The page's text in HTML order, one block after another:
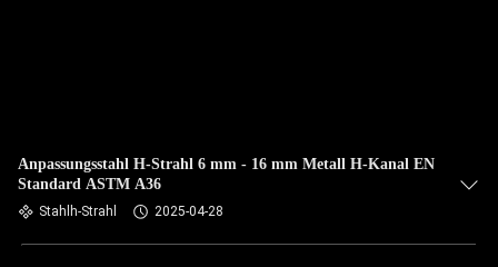
Anpassungsstahl H-Strahl 6 mm - 16 mm Metall H-Kanal EN
Standard ASTM A36
Stahlh-Strahl 2025-04-28